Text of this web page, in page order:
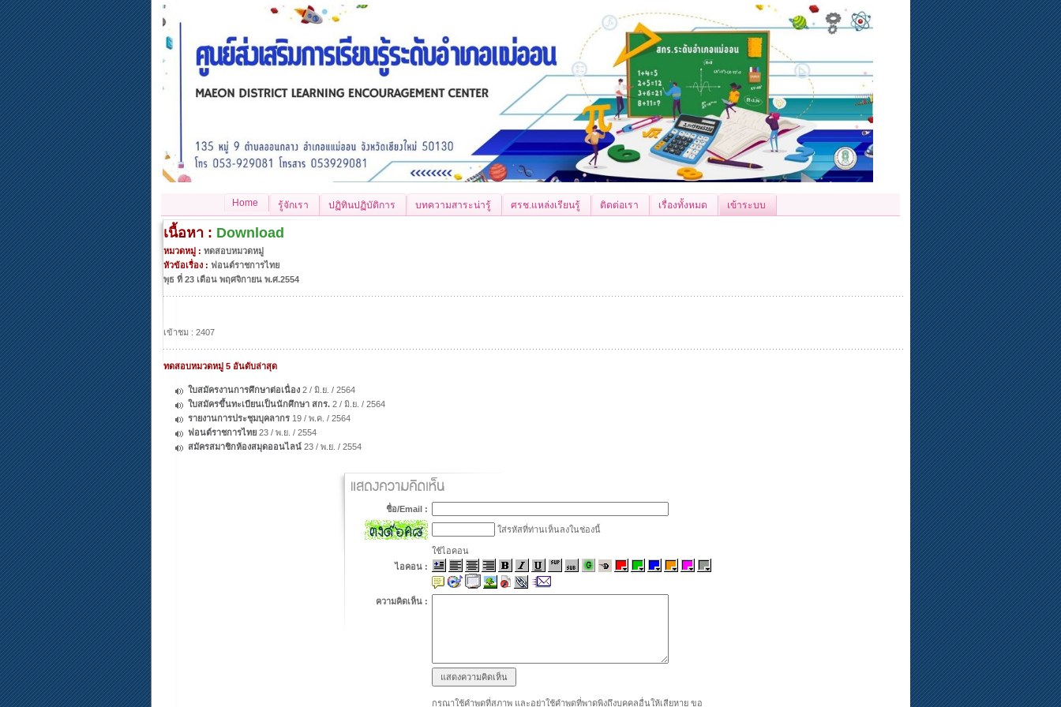
Home รู้จักเรา ปฏิทินปฏิบัติการ บทความสาระน่ารู้ ศรช.แหล่งเรียนรู้ ติดต่อเรา เรื่องทั้งหมด เข้าระบบ
เนื้อหา : Download
หมวดหมู่ : ทดสอบหมวดหมู่
หัวข้อเรื่อง : ฟอนต์ราชการไทย
พุธ ที่ 23 เดือน พฤศจิกายน พ.ศ.2554
เข้าชม : 2407
ทดสอบหมวดหมู่ 5 อันดับล่าสุด
ใบสมัครงานการศึกษาต่อเนื่อง 2 / มิ.ย. / 2564
ใบสมัครขึ้นทะเบียนเป็นนักศึกษา สกร. 2 / มิ.ย. / 2564
รายงานการประชุมบุคลากร 19 / พ.ค. / 2564
ฟอนต์ราชการไทย 23 / พ.ย. / 2554
สมัครสมาชิกห้องสมุดออนไลน์ 23 / พ.ย. / 2554
ชื่อ/Email :
ใส่รหัสที่ท่านเห็นลงในช่องนี้
ไอคอน :
ใช้ไอคอน
ความคิดเห็น :
กรุณาใช้คำพูดที่สุภาพ และอย่าใช้คำพูดที่พาดพิงถึงบุคคลอื่นให้เสียหาย ขอ